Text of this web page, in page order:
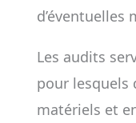
d’éventuelles
Les audits
pour lesquels
matériels et